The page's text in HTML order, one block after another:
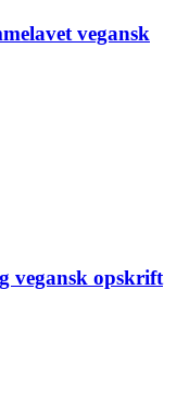
vegansk
vegansk opskrift